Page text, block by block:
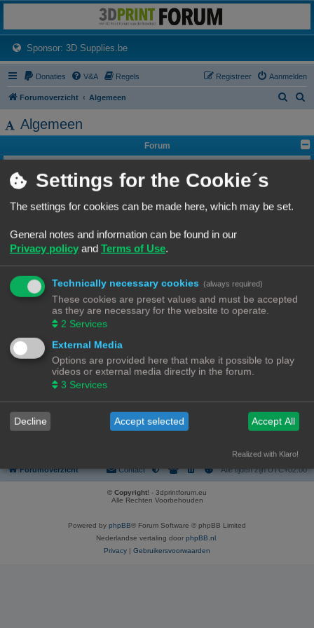
Het 3D print forum van de Benelux na de sluiting van 3dprintforum.nl
Sponsor: 3D Supplies.be(Opens a new tab)
Donaties V&A Regels Aanmelden
Registreer
Forumoverzicht Algemeen
k
Algemeen
Forum
Algemeen forum
Onderwerpen: 80
F.A.Q. - Veelgestelde Vragen
Onderwerpen:
Vragen over 3D-printen en 3D-printers
Vragen over het gebruik van een de printer, toepassingen etc...
Onderwerpen: 136
Ben je nieuw? Wil je jezelf voorstellen, dan is dit het ideale plekje!
Onderwerpen:138
3D printen informatie
Nuttige 3D print links of info zien we graag hier verschijnen.
Onderwerpen:19
Handleidingen
Handleidingen m.b.t het gebruik van 3D printers of randapparatuur horen hier.
Onderwerpen:3
Ga naar
Forumoverzicht Alle tijden zijnUTC+02:00
Contact
© Copyright! - 3dprintforum.eu
Alle Rechten Voorbehouden
Powered by phpBB® Forum Software © phpBB Limited
Nederlandse vertaling door phpBB.nl.
Privacy | Gebruikersvoorwaarden
Settings for the Cookie´s
The settings for cookies can be made here, which may be set.
General notes and information can be found in our
Privacy policy and Terms of Use.
Technically necessary cookies (always required)
These cookies are preset values and must be accepted
as they are necessary for the website to operate.
2 Services
External Media
Options are provided here that make it possible to play
videos or external media directly in the forum.
3 Services
Decline Accept selected Accept All
Realized with Klaro!